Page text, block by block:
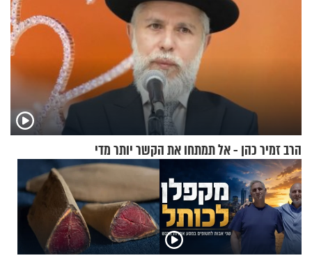
הרב זמיר כהן - אל תמתחו את הקשר יותר מדי